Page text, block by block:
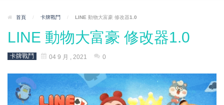
首頁 / 卡牌戰鬥 / LINE 動物大富豪 修改器1.0
LINE 動物大富豪 修改器1.0
卡牌戰鬥 04 9 月 , 2021 0